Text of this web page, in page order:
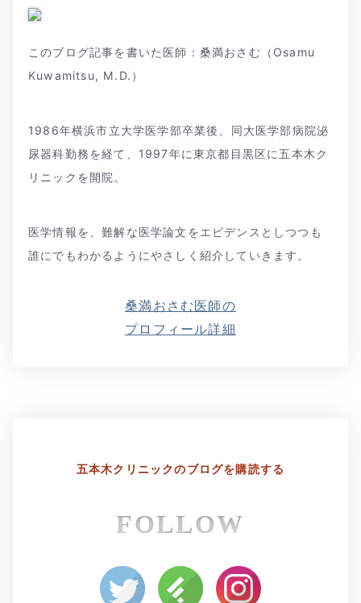
このブログ記事を書いた医師：桑満おさむ（Osamu
Kuwamitsu, M.D.）
1986年横浜市立大学医学部卒業後、同大医学部病院泌
尿器科勤務を経て、1997年に東京都目黒区に五本木ク
リニックを開院。
医学情報を、難解な医学論文をエビデンスとしつつも
誰にでもわかるようにやさしく紹介していきます。
桑満おさむ医師の
プロフィール詳細
五本木クリニックのブログを購読する
FOLLOW